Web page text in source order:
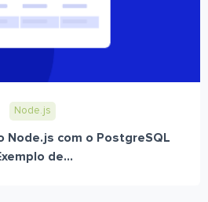
Node.js
Node.js com o PostgreSQL
de...